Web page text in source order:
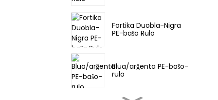
Fortika Duobla-Nigra
PE-baŝa Rulo
Blua/arĝenta PE-baŝo-
rulo